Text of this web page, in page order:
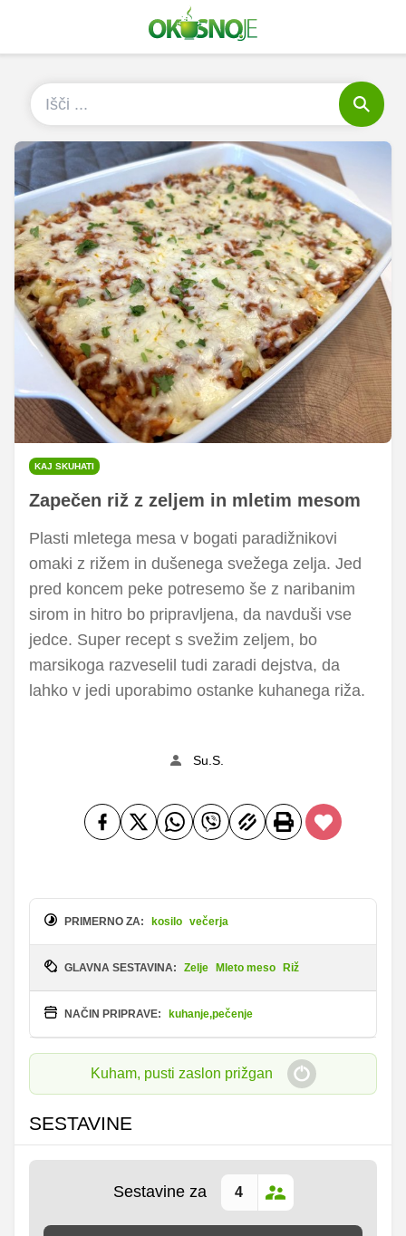
KAJ SKUHATI
Zapečen riž z zeljem in mletim mesom
Plasti mletega mesa v bogati paradižnikovi
omaki z rižem in dušenega svežega zelja. Jed
pred koncem peke potresemo še z naribanim
sirom in hitro bo pripravljena, da navduši vse
jedce. Super recept s svežim zeljem, bo
marsikoga razveselil tudi zaradi dejstva, da
lahko v jedi uporabimo ostanke kuhanega riža.
Su.S.
PRIMERNO ZA: kosilo večerja
GLAVNA SESTAVINA: Zelje Mleto meso Riž
NAČIN PRIPRAVE: kuhanje,pečenje
Kuham, pusti zaslon prižgan
SESTAVINE
Sestavine za